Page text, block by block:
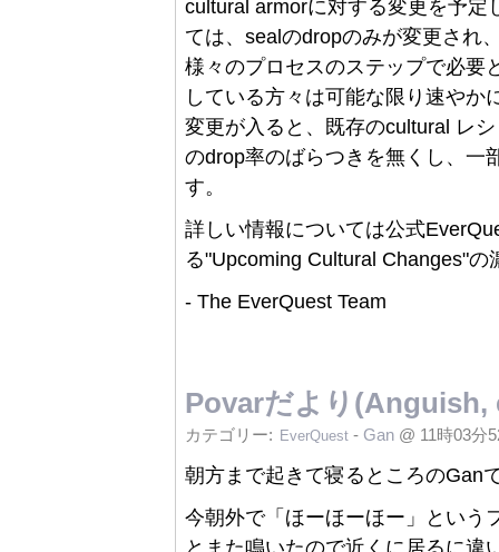
cultural armorに対する変更を予定
ては、sealのdropのみが変更され
様々のプロセスのステップで必要
している方々は可能な限り速やか
変更が入ると、既存のcultural レ
のdrop率のばらつきを無くし、一
す。
詳しい情報については公式
る"Upcoming Cultural Changes"
- The EverQuest Team
Povarだより(Anguish,
カテゴリー: EverQuest - Gan @ 11時03分
朝方まで起きて寝るところのGan
今朝外で「ほーほーほー」という
とまた鳴いたので近くに居るに違